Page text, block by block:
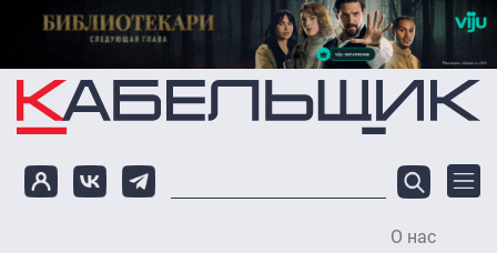
Перейти к основному содержанию
О нас